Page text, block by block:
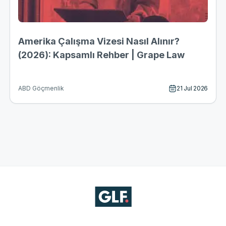
Amerika Çalışma Vizesi Nasıl Alınır?
(2026): Kapsamlı Rehber | Grape Law
ABD Göçmenlik 21 Jul 2026